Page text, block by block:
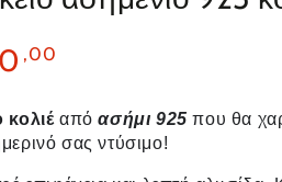
,00
κολιέαπόασήμι 925 που θα
σας ντύσιμο!